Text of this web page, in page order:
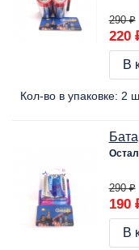
290 ₽
220
В
Кол-во в упаковке: 2
290 ₽
190
В